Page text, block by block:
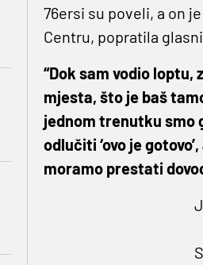
76ersi su poveli, a on
Centru, popratila
“Dok sam vodio
mjesta, što je baš
jednom trenutku smo
odlučiti ‘ovo je
moramo prestati